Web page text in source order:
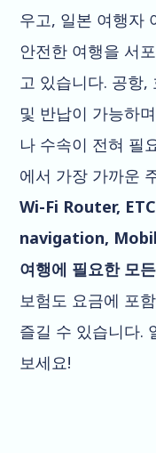
우고, 일본 여행자
안전한 여행을 서
고 있습니다. 공항,
및 반납이 가능하
나 수속이 전혀 필
에서 가장 가까운
Wi-Fi Router,
navigation,
여행에 필요한 모
보험도 요금에 포
즐길 수 있습니다.
보세요!